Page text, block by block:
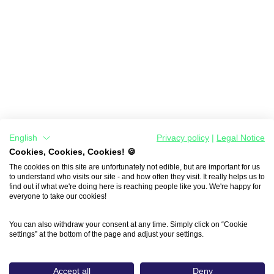
English Privacy policy
Legal Notice
Cookies, Cookies, Cookies! 🍪
The cookies on this site are unfortunately not edible, but are important for us
to understand who visits our site - and how often they visit. It really helps us to
find out if what we're doing here is reaching people like you. We're happy for
everyone to take our cookies!
You can also withdraw your consent at any time. Simply click on “Cookie
settings” at the bottom of the page and adjust your settings.
Accept all Deny